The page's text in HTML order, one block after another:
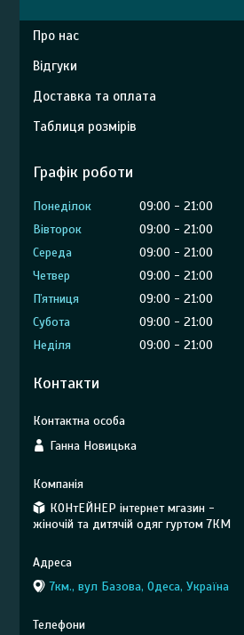
Про нас
Відгуки
Доставка та оплата
Таблиця розмірів
Графік роботи
Понеділок 09:00
21:00
Вівторок
09:00
21:00
Середа
09:00
21:00
Четвер
09:00
21:00
Пʼятниця
09:00
21:00
Субота
09:00
21:00
Неділя
09:00 21:00
Контакти
Ганна Новицька
КОНтЕЙНЕР інтернет мгазин -
жіночій та дитячій одяг гуртом 7КМ
7км., вул Базова, Одеса, Україна